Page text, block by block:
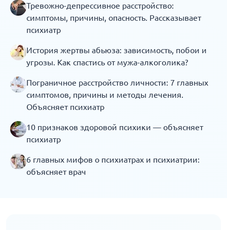
Тревожно-депрессивное расстройство:
симптомы, причины, опасность. Рассказывает
психиатр
История жертвы абьюза: зависимость, побои и
угрозы. Как спастись от мужа-алкоголика?
Пограничное расстройство личности: 7 главных
симптомов, причины и методы лечения.
Объясняет психиатр
10 признаков здоровой психики — объясняет
психиатр
6 главных мифов о психиатрах и психиатрии:
объясняет врач